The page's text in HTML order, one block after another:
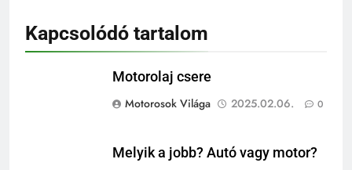
Kapcsolódó tartalom
Motorolaj csere
Motorosok Világa
2025.02.06. 0
Melyik a jobb? Autó vagy motor?